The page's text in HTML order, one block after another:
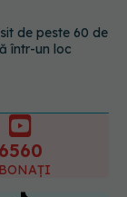
semnul ignorat
probleme
1401